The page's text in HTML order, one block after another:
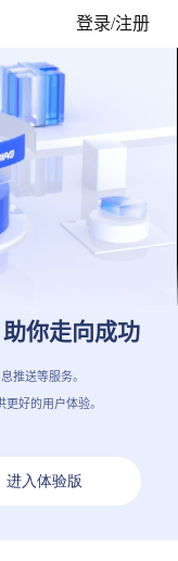
登录/注册
你走向成功
推送等服务。
好的用户体验。
进入体验版